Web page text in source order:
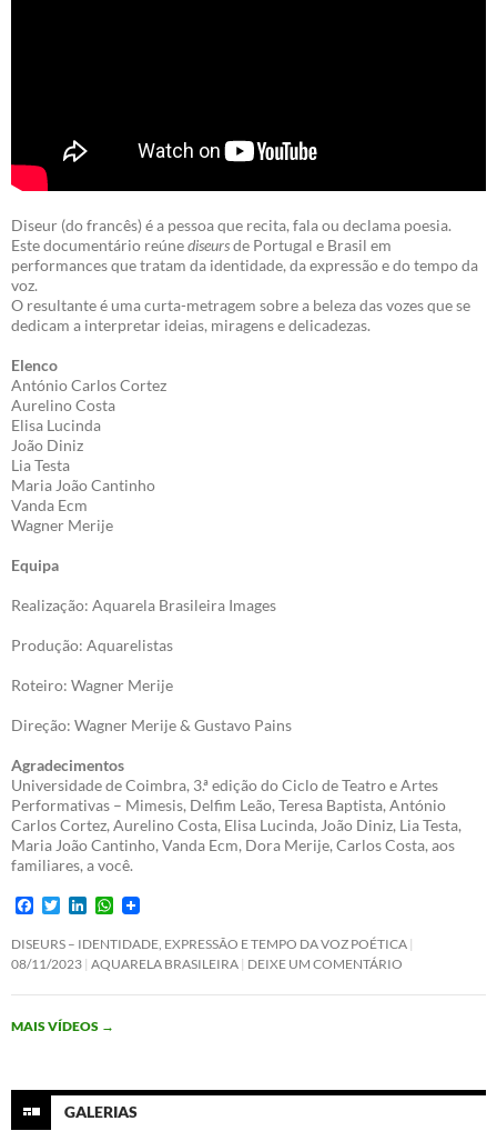
Diseur (do francês) é a pessoa que recita, fala ou declama poesia.
Este documentário reúnediseursde Portugal e Brasil em
performances que tratam da identidade, da expressão e do tempo da
voz.
O resultante é uma curta-metragem sobre a beleza das vozes que se
dedicam a interpretar ideias, miragens e delicadezas.
Elenco
António Carlos Cortez
Aurelino Costa
Elisa Lucinda
João Diniz
Lia Testa
Maria João Cantinho
Vanda Ecm
Wagner Merije
Equipa
Realização: Aquarela Brasileira Images
Produção: Aquarelistas
Roteiro: Wagner Merije
Direção: Wagner Merije & Gustavo Pains
Agradecimentos
Universidade de Coimbra, 3.ª edição do Ciclo de Teatro e Artes
Performativas – Mimesis, Delfim Leão, Teresa Baptista, António
Carlos Cortez, Aurelino Costa, Elisa Lucinda, João Diniz, Lia Testa,
Maria João Cantinho, Vanda Ecm, Dora Merije, Carlos Costa, aos
familiares, a você.
F
c
e
b
o
k
T
i
t
t
e
n
k
e
d
n
W
a
t
s
A
DISEURS – IDENTIDADE, EXPRESSÃO E TEMPO DA VOZ POÉTICA
08/11/2023 AQUARELA BRASILEIRA DEIXE UM COMENTÁRIO
MAIS VÍDEOS →
GALERIAS